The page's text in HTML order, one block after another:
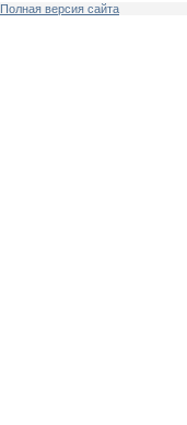
Полная версия сайта